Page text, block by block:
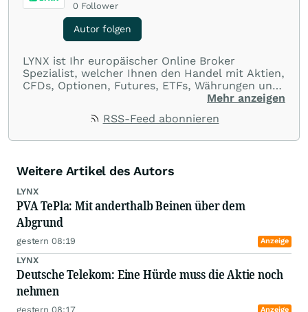
0 Follower
Autor folgen
LYNX ist Ihr europäischer Online Broker
Spezialist, welcher Ihnen den Handel mit Aktien,
CFDs, Optionen, Futures, ETFs, Währungen und
Optionsscheinen aus einer Handelsplattform
Börsenplätzen in 20 Ländern und das zu
Mehr anzeigen
RSS-Feed abonnieren
Weitere Artikel des Autors
LYNX
PVA TePla: Mit anderthalb Beinen über dem
Abgrund
gestern 08:19 Anzeige
LYNX
Deutsche Telekom: Eine Hürde muss die Aktie noch
nehmen
gestern 08:17 Anzeige